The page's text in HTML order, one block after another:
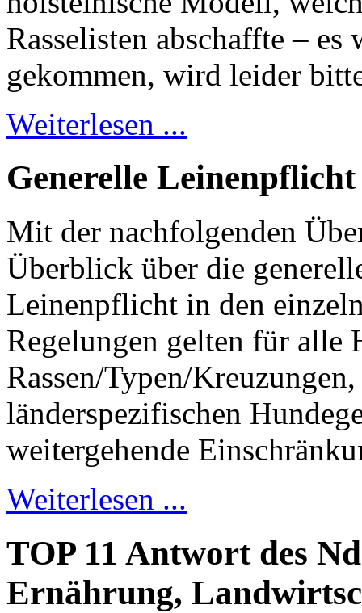
Rasselisten abschaffte –
gekommen, wird leider
Weiterlesen ...
Generelle
Mit der nachfolgenden
Überblick über die
Leinenpflicht in den
Regelungen gelten für alle
Rassen/Typen/
länderspezifischen
weitergehende
Weiterlesen ...
TOP 11 Antwort des
Ernährung,